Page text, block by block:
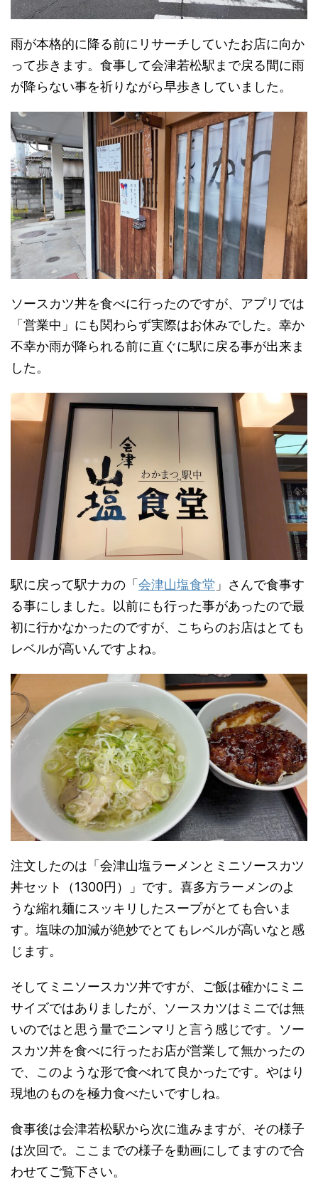
雨が本格的に降る前にリサーチしていたお店に向か
って歩きます。食事して会津若松駅まで戻る間に雨
が降らない事を祈りながら早歩きしていました。
ソースカツ丼を食べに行ったのですが、アプリでは
「営業中」にも関わらず実際はお休みでした。幸か
不幸か雨が降られる前に直ぐに駅に戻る事が出来ま
した。
駅に戻って駅ナカの「会津山塩食堂 」さんで食事す
る事にしました。以前にも行った事があったので最
初に行かなかったのですが、こちらのお店はとても
レベルが高いんですよね。
注文したのは「会津山塩ラーメンとミニソースカツ
丼セット（1300円）」です。喜多方ラーメンのよ
うな縮れ麺にスッキリしたスープがとても合いま
す。塩味の加減が絶妙でとてもレベルが高いなと感
じます。
そしてミニソースカツ丼ですが、ご飯は確かにミニ
サイズではありましたが、ソースカツはミニでは無
いのではと思う量でニンマリと言う感じです。ソー
スカツ丼を食べに行ったお店が営業して無かったの
で、このような形で食べれて良かったです。やはり
現地のものを極力食べたいですしね。
食事後は会津若松駅から次に進みますが、その様子
は次回で。ここまでの様子を動画にしてますので合
わせてご覧下さい。